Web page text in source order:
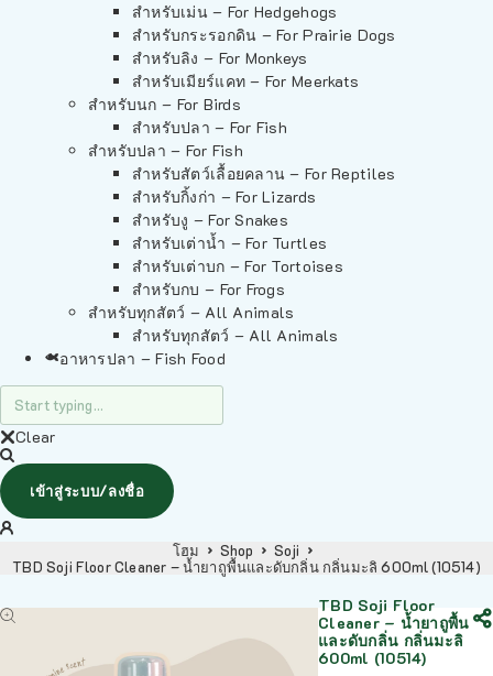
สำหรับเม่น – For Hedgehogs
สำหรับกระรอกดิน – For Prairie Dogs
สำหรับลิง – For Monkeys
สำหรับเมียร์แคท – For Meerkats
สำหรับนก – For Birds
สำหรับปลา – For Fish
สำหรับปลา – For Fish
สำหรับสัตว์เลื้อยคลาน – For Reptiles
สำหรับกิ้งก่า – For Lizards
สำหรับงู – For Snakes
สำหรับเต่าน้ำ – For Turtles
สำหรับเต่าบก – For Tortoises
สำหรับกบ – For Frogs
สำหรับทุกสัตว์ – All Animals
สำหรับทุกสัตว์ – All Animals
อาหารปลา – Fish Food
Clear
เข้าสู่ระบบ/ลงชื่อ
โฮม Shop
Soji
TBD Soji Floor Cleaner – น้ำยาถูพื้นและดับกลิ่น กลิ่นมะลิ 600ml (10514)
TBD Soji Floor
Cleaner – น้ำยาถูพื้น
และดับกลิ่น กลิ่นมะลิ
600ml (10514)